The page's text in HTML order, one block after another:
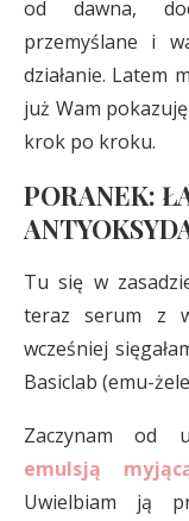
od dawna,
przemyślane i
działanie. Latem
już Wam
krok po kroku.
PORANEK:
Tu się w
teraz serum z
wcześniej
Basiclab (emu-
Zaczynam od
emulsją
Uwielbiam ją